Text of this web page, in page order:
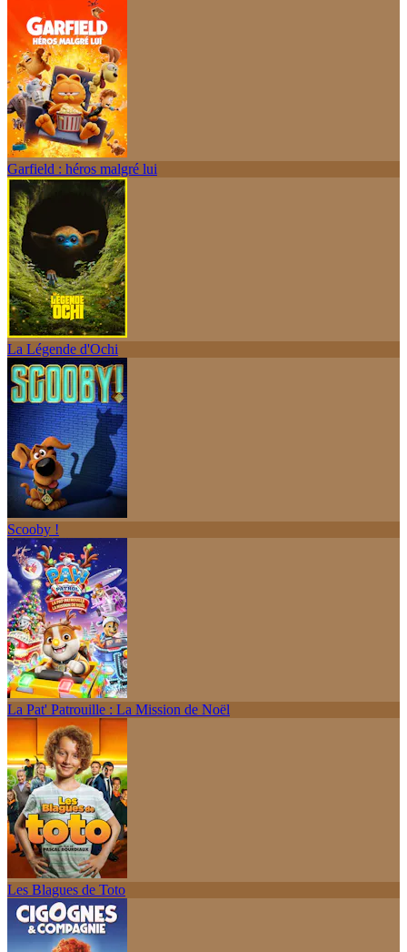
Garfield : héros malgré lui
La Légende d'Ochi
Scooby !
La Pat' Patrouille : La Mission de Noël
Les Blagues de Toto